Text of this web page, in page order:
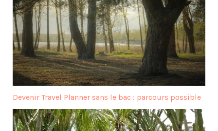
Devenir Travel Planner sans le bac : parcours possible